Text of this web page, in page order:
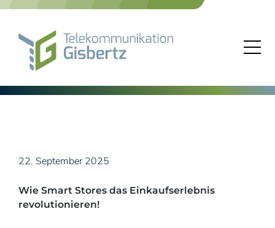
Skip
22. September 2025
Wie Smart Stores das Einkaufserlebnis
revolutionieren!